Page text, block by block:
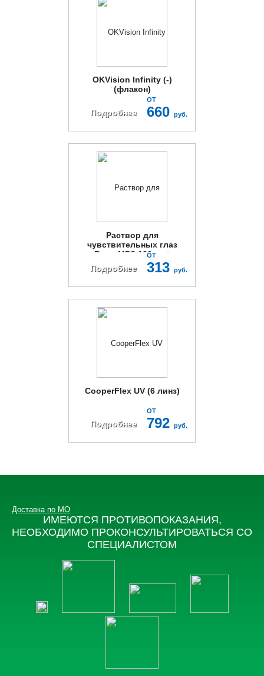
OKVision Infinity (-)
(флакон)
Подробнее
ОТ
660 руб.
Раствор для
чувствительных глаз
Renu MPS 120мл +
контейнер
Подробнее
ОТ
313 руб.
CooperFlex UV (6 линз)
Подробнее
ОТ
792 руб.
ИМЕЮТСЯ ПРОТИВОПОКАЗАНИЯ,
НЕОБХОДИМО ПРОКОНСУЛЬТИРОВАТЬСЯ СО
СПЕЦИАЛИСТОМ
Доставка по МО